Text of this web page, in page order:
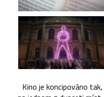
Kino je koncipováno